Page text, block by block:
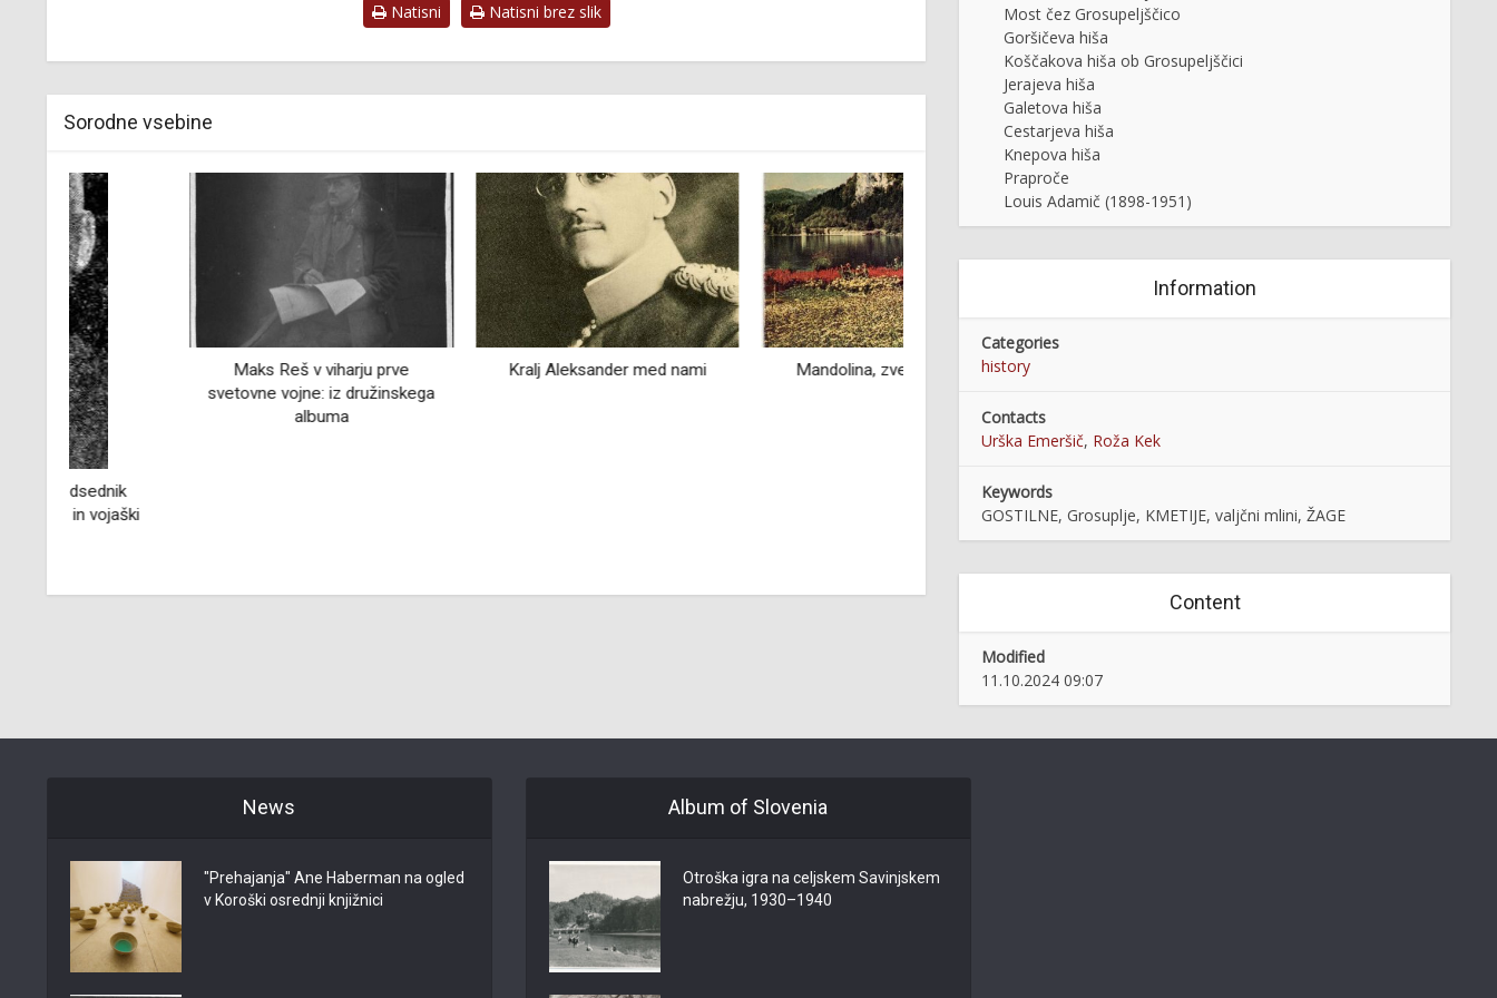
Natisni Natisni brez slik
Sorodne vsebine
Maks Reš v viharju prve
svetovne vojne: iz družinskega
Kralj Aleksander med nami Mandolina, zvezde in Bled
Elizabeta Obolenska - plemkinja
Most čez Grosupeljščico
Goršičeva hiša
Koščakova hiša ob Grosupeljščici
Jerajeva hiša
Galetova hiša
Cestarjeva hiša
Knepova hiša
Praproče
Louis Adamič (1898-1951)
Information
Categories
history
Contacts
Urška Emeršič, Roža Kek
Keywords
GOSTILNE, Grosuplje, KMETIJE, valjčni mlini, ŽAGE
Content
Modified
11.10.2024 09:07
News
"Prehajanja" Ane Haberman na ogled
v Koroški osrednji knjižnici
Album of Slovenia
Otroška igra na celjskem Savinjskem
nabrežju, 1930–1940